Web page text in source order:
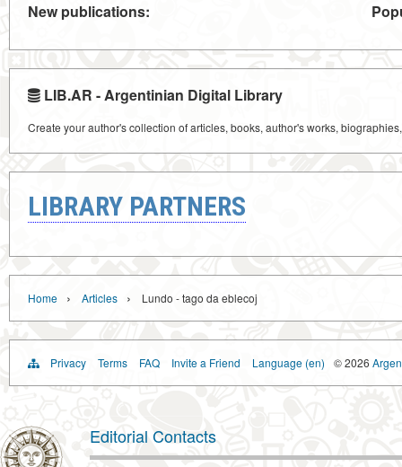
New publications:
LIB.AR - Argentinian Digital Library
Create your author's collection of articles, books, author's works,
LIBRARY PARTNERS
Home › Articles › Lundo - tago da eblecoj
Privacy Terms FAQ Invite a Friend Language (en) © 2026
Editorial Contacts